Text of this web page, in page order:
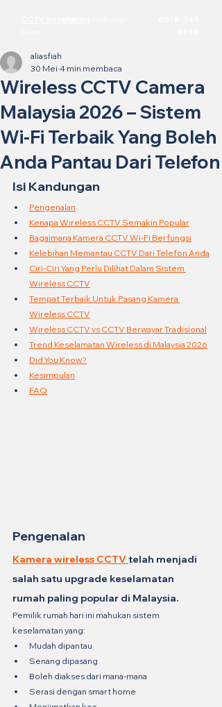
Wireless CCTV Camera
Malaysia 2026 – Sistem
Wi-Fi Terbaik Yang Boleh
Anda Pantau Dari Telefon
aliasfiah
30 Mei 4 min membaca
Isi Kandungan
Pengenalan
Kenapa Wireless CCTV Semakin Popular
Bagaimana Kamera CCTV Wi-Fi Berfungsi
Kelebihan Memantau CCTV Dari Telefon Anda
Ciri-Ciri Yang Perlu Dilihat Dalam Sistem
Wireless CCTV
Tempat Terbaik Untuk Pasang Kamera
Wireless CCTV
Wireless CCTV vs CCTV Berwayar Tradisional
Trend Keselamatan Wireless di Malaysia 2026
Did You Know?
Kesimpulan
FAQ
Pengenalan
Kamera wireless CCTV telah menjadi
salah satu upgrade keselamatan
rumah paling popular di Malaysia.
Pemilik rumah hari ini mahukan sistem
keselamatan yang:
Mudah dipantau
Senang dipasang
Boleh diakses dari mana-mana
Serasi dengan smart home